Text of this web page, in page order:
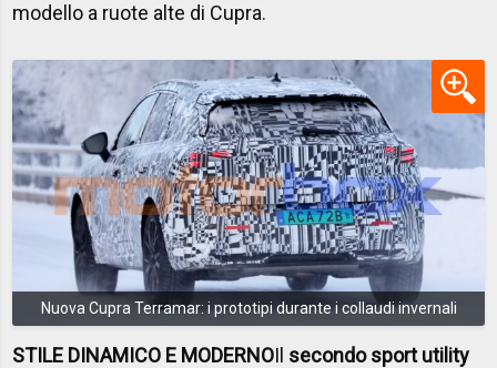
modello a ruote alte di Cupra.
Nuova Cupra Terramar: i prototipi durante i collaudi invernali
STILE DINAMICO E MODERNOIl secondo sport utility